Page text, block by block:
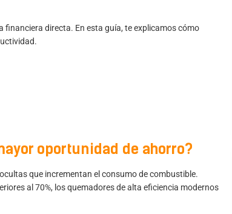
directa. En esta guía, te explicamos cómo
oportunidad de ahorro?
que incrementan el consumo de combustible.
al 70%, losquemadores de alta eficiencia modernos